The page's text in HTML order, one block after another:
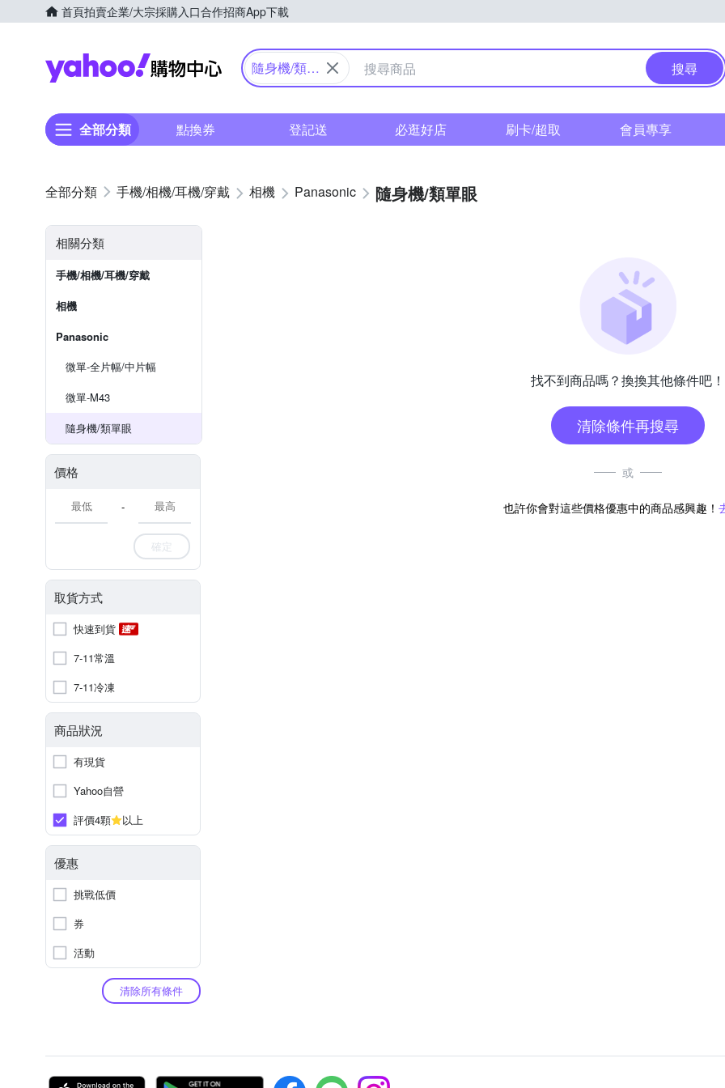
首頁拍賣企業/大宗採購入口合作招商App下載
Yahoo購物中心
隨身機/類單
搜尋
全部分類 點換券 登記送 必逛好店 刷卡/超取 會員專享
手機/相機/耳機/穿戴 相機 Panasonic 隨身機/類單眼
相關分類
手機/相機/耳機/穿戴
相機
Panasonic
微單-全片幅/中片幅
微單-M43
隨身機/類單眼
價格
-
確定
取貨方式
快速到貨
7-11常溫
7-11冷凍
商品狀況
有現貨
Yahoo自營
評價4顆
以上
優惠
挑戰低價
券
活動
清除所有條件
找不到商品嗎？換換其他條件吧！
清除條件再搜尋
或
也許你會對這些價格優惠中的商品感興趣！